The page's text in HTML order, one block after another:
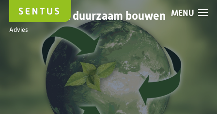
Advies
MENU
Biobased en duurzaam bouwen